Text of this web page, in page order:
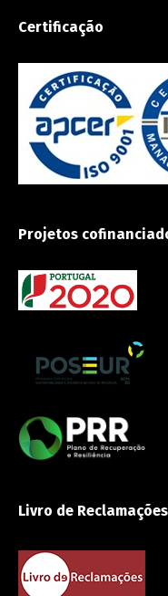
Certificação
Projetos
Livro de